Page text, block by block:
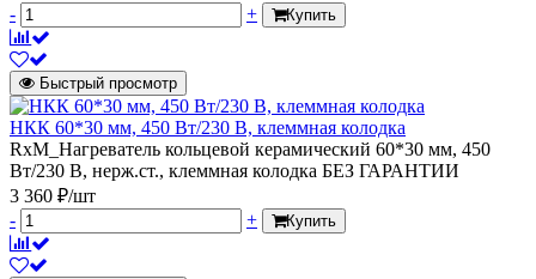
-
+ Купить
Быстрый просмотр
НКК 60*30 мм, 450 Вт/230 В, клеммная колодка
RxM_Нагреватель кольцевой керамический 60*30 мм, 450
Вт/230 В, нерж.ст., клеммная колодка БЕЗ ГАРАНТИИ
3 360 ₽/шт
-
+ Купить